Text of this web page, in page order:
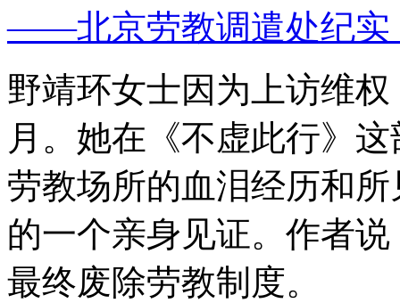
——北京劳教调遣处纪实
野靖环女士因为上访维
月。她在《不虚此行》
劳教场所的血泪经历和
的一个亲身见证。作者
最终废除劳教制度。